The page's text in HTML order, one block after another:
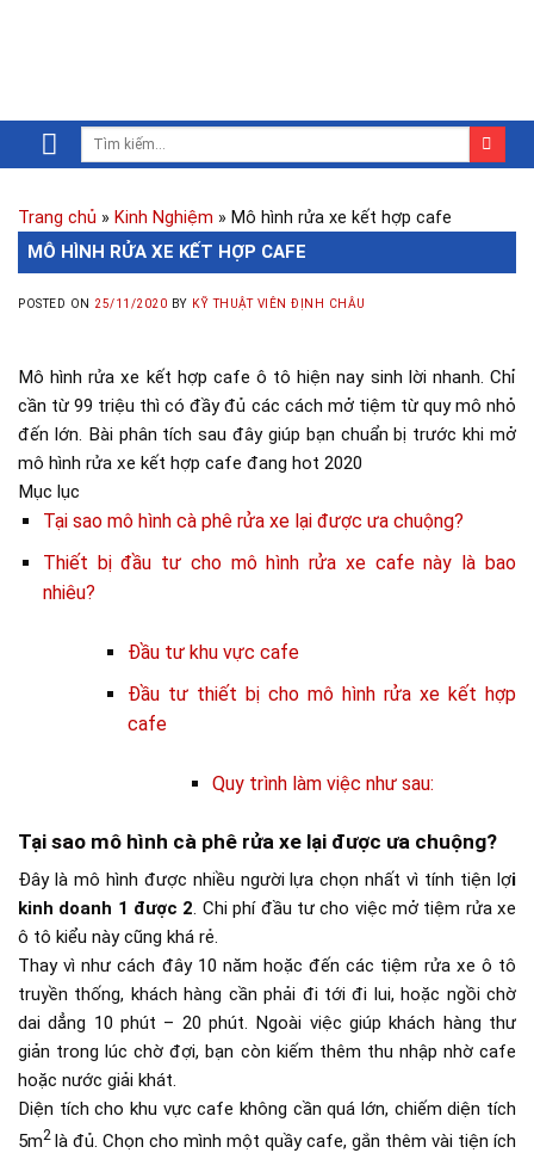
Trang chủ » Kinh Nghiệm » Mô hình rửa xe kết hợp cafe
MÔ HÌNH RỬA XE KẾT HỢP CAFE
POSTED ON 25/11/2020 BY KỸ THUẬT VIÊN ĐỊNH CHÂU
Mô hình rửa xe kết hợp cafe ô tô hiện nay sinh lời nhanh. Chỉ
cần từ 99 triệu thì có đầy đủ các cách mở tiệm từ quy mô nhỏ
đến lớn. Bài phân tích sau đây giúp bạn chuẩn bị trước khi mở
mô hình rửa xe kết hợp cafe đang hot 2020
Mục lục
Tại sao mô hình cà phê rửa xe lại được ưa chuộng?
Thiết bị đầu tư cho mô hình rửa xe cafe này là bao
nhiêu?
Đầu tư khu vực cafe
Đầu tư thiết bị cho mô hình rửa xe kết hợp
cafe
Quy trình làm việc như sau:
Tại sao mô hình cà phê rửa xe lại được ưa chuộng?
Đây là mô hình được nhiều người lựa chọn nhất vì tính tiện lợi
kinh doanh 1 được 2 . Chi phí đầu tư cho việc mở tiệm rửa xe
ô tô kiểu này cũng khá rẻ.
Thay vì như cách đây 10 năm hoặc đến các tiệm rửa xe ô tô
truyền thống, khách hàng cần phải đi tới đi lui, hoặc ngồi chờ
dai dẳng 10 phút – 20 phút. Ngoài việc giúp khách hàng thư
giản trong lúc chờ đợi, bạn còn kiếm thêm thu nhập nhờ cafe
hoặc nước giải khát.
Diện tích cho khu vực cafe không cần quá lớn, chiếm diện tích
5m2 là đủ. Chọn cho mình một quầy cafe, gắn thêm vài tiện ích